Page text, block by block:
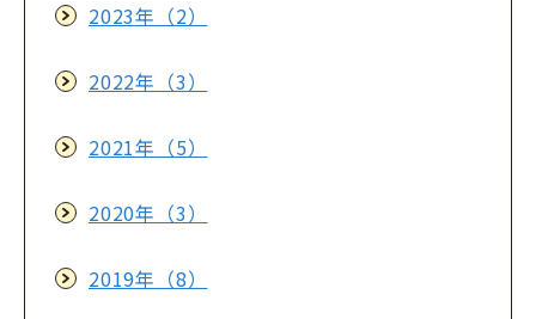
2023年（2）
2022年（3）
2021年（5）
2020年（3）
2019年（8）